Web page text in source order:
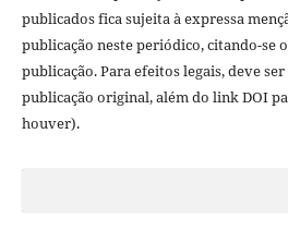
publicados fica sujeita à expressa
publicação neste periódico, citando-se
publicação. Para efeitos legais, deve
publicação original, além do link DOI
houver).